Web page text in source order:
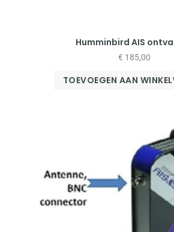
Humminbird AIS
€ 185,00
TOEVOEGEN AAN